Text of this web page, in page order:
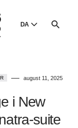
DA
august 11, 2025
i New
suite